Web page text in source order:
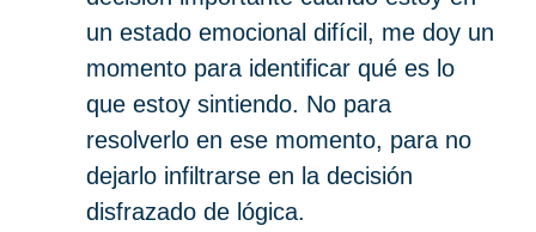
un estado emocional difícil, me doy un
momento para identificar qué es lo
que estoy sintiendo. No para
resolverlo en ese momento, para no
dejarlo infiltrarse en la decisión
disfrazado de lógica.